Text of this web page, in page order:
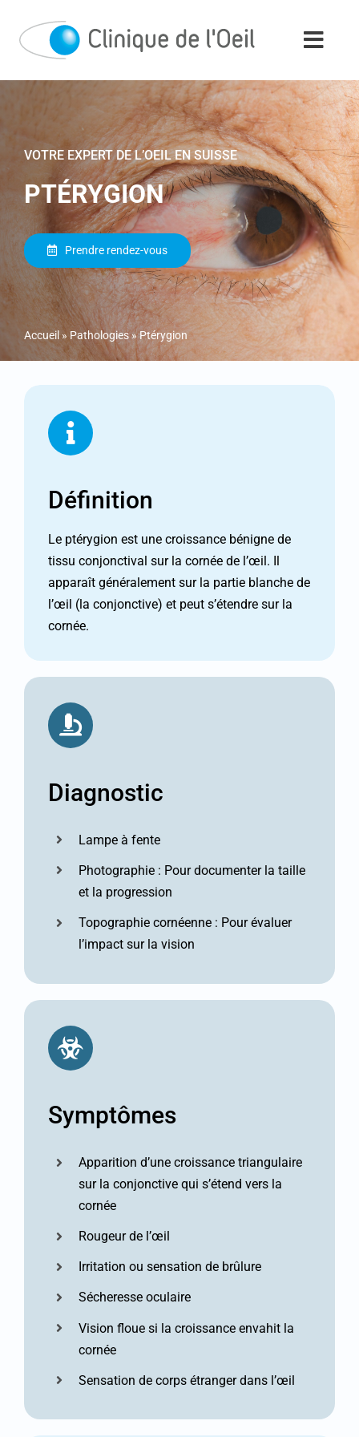
contenu
VOTRE EXPERT DE L’OEIL EN SUISSE
PTÉRYGION
Prendre rendez-vous
Accueil» Pathologies»Ptérygion
Définition
Le ptérygion est une croissance bénigne de
tissu conjonctival sur la cornée de l’œil. Il
apparaît généralement sur la partie blanche de
l’œil (la conjonctive) et peut s’étendre sur la
cornée.
Diagnostic
Lampe à fente
Photographie : Pour documenter la taille
et la progression
Topographie cornéenne : Pour évaluer
l’impact sur la vision
Symptômes
Apparition d’une croissance triangulaire
sur la conjonctive qui s’étend vers la
cornée
Rougeur de l’œil
Irritation ou sensation de brûlure
Sécheresse oculaire
Vision floue si la croissance envahit la
cornée
Sensation de corps étranger dans l’œil